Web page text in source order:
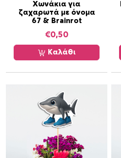
Χωνάκια για
ζαχαρωτά με όνομα
67 & Brainrot
€0,50
Καλάθι